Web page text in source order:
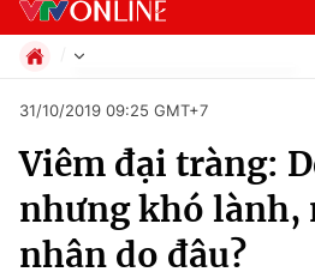
Chuyên mục
Chính trị
Xã hội
Pháp luật
Thể thao
Truyền hình
31/10/2019 09:25 GMT+7
Viêm đại tràng:
nhưng khó lành,
nhân do đâu?